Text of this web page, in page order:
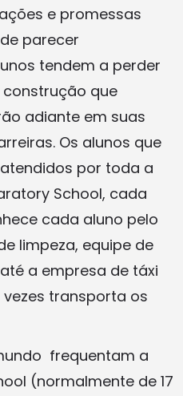
e promessas
parecer
tendem a perder
que
adiante em suas
Os alunos que
por toda a
School, cada
cada aluno pelo
limpeza, equipe de
a empresa de táxi
transporta os
frequentam a
(normalmente de 17